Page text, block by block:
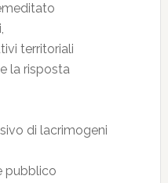
territoriali
la risposta
di lacrimogeni
pubblico